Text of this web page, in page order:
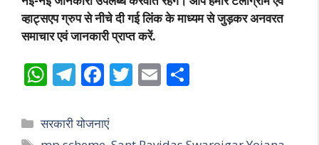
व्हाट्सएप ग्रुप से नीचे दी गई लिंक के माध्यम से जुड़कर अनवरत
समाचार एवं जानकारी प्राप्त करें.
W
h
at
T
el
e
F
ac
e
T
w
E
m
Categories
सरकारी योजनाएं